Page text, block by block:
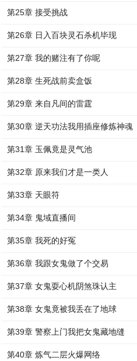
第25章 接受挑战
第26章 日入百块灵石杀机毕现
第27章 我的赌注有了你呢
第28章 生死战前卖盒饭
第29章 来自凡间的雷霆
第30章 逆天功法我用插座修炼神魂
第31章 玉佩竟是灵气池
第32章 原来我们才是一类人
第33章 天眼符
第34章 鬼域直播间
第35章 我死的好冤
第36章 我跟女鬼做了个交易
第37章 女鬼耍心机阴煞珠认主
第38章 女鬼竟被我丢在了地球
第39章 警察上门我把女鬼藏地缝
第40章 炼气二层火爆网络